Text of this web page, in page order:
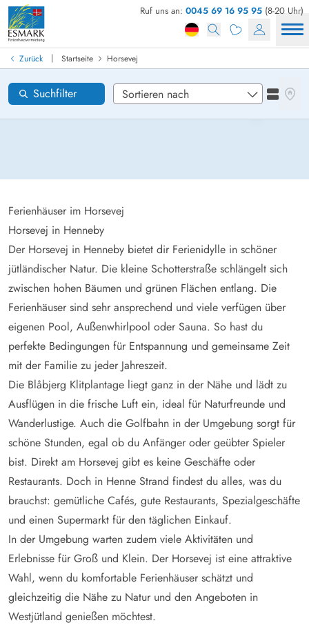
Ruf uns an: 0045 69 16 95 95 (8-20 Uhr)
Zurück | Startseite Horsevej
Horsevej
Ferienhäuser im Horsevej
Horsevej in Henneby
Der Horsevej in Henneby bietet dir Ferienidylle in schöner
jütländischer Natur. Die kleine Schotterstraße schlängelt sich
zwischen hohen Bäumen und grünen Flächen entlang. Die
Ferienhäuser sind sehr ansprechend und viele verfügen über
eigenen Pool, Außenwhirlpool oder Sauna. So hast du
perfekte Bedingungen für Entspannung und gemeinsame Zeit
mit der Familie zu jeder Jahreszeit.
Die Blåbjerg Klitplantage liegt ganz in der Nähe und lädt zu
Ausflügen in die frische Luft ein, ideal für Naturfreunde und
Wanderlustige. Auch die Golfbahn in der Umgebung sorgt für
schöne Stunden, egal ob du Anfänger oder geübter Spieler
bist. Direkt am Horsevej gibt es keine Geschäfte oder
Restaurants. Doch in Henne Strand findest du alles, was du
brauchst: gemütliche Cafés, gute Restaurants, Spezialgeschäfte
und einen Supermarkt für den täglichen Einkauf.
In der Umgebung warten zudem viele Aktivitäten und
Erlebnisse für Groß und Klein. Der Horsevej ist eine attraktive
Wahl, wenn du komfortable Ferienhäuser schätzt und
gleichzeitig die Nähe zu Natur und den Angeboten in
Westjütland genießen möchtest.
Suchfilter
Ferienhaus in Dänemark finden
Anreise
Gebiete